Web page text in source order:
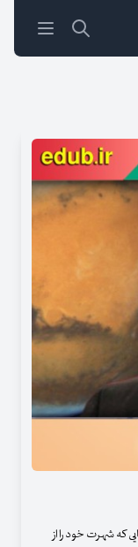
که شهرت خود را از